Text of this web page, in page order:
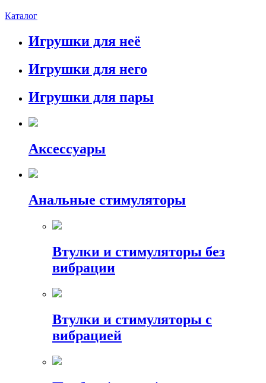
Каталог
Игрушки для неё
Игрушки для него
Игрушки для пары
Аксессуары
Анальные стимуляторы
Втулки и стимуляторы без
вибрации
Втулки и стимуляторы с
вибрацией